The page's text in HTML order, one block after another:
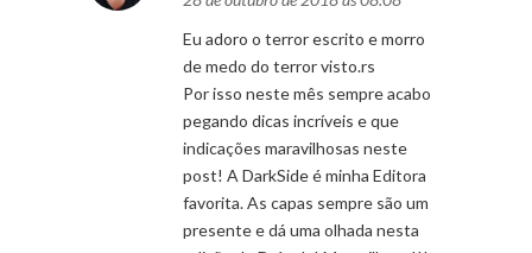
Eu adoro o terror escrito e morro
de medo do terror visto.rs
Por isso neste mês sempre acabo
pegando dicas incríveis e que
indicações maravilhosas neste
post! A DarkSide é minha Editora
favorita. As capas sempre são um
presente e dá uma olhada nesta